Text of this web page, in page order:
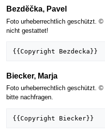
Bezdĕčka, Pavel
Foto urheberrechtlich geschützt.
nicht gestattet!
Biecker, Marja
Foto urheberrechtlich geschützt.
bitte nachfragen.